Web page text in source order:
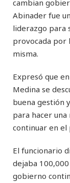
cambian
Abinader fue
liderazgo para
provocada por
misma.
Expresó que
Medina se
buena gestión
para hacer
continuar en el
El funcionario
dejaba
gobierno